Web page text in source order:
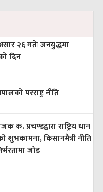
२६ गतेः जनयुद्धमा
दिन
परराष्ट्र नीति
क. प्रचण्डद्वारा राष्ट्रिय धान
शुभकामना, किसानमैत्री नीति
जोड